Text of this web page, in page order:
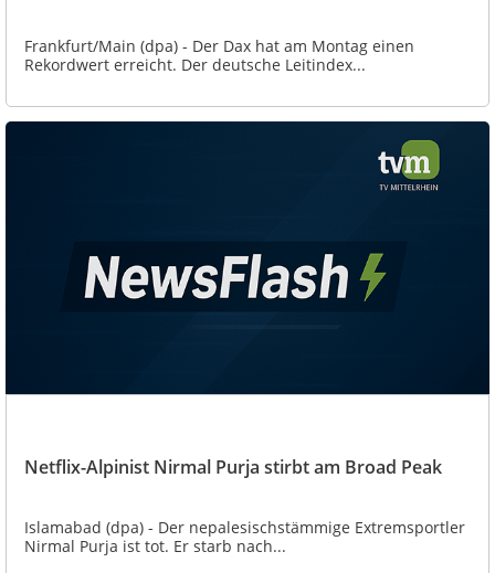
Frankfurt/Main (dpa) - Der Dax hat am Montag einen
Rekordwert erreicht. Der deutsche Leitindex...
Netflix-Alpinist Nirmal Purja stirbt am Broad Peak
Islamabad (dpa) - Der nepalesischstämmige Extremsportler
Nirmal Purja ist tot. Er starb nach...